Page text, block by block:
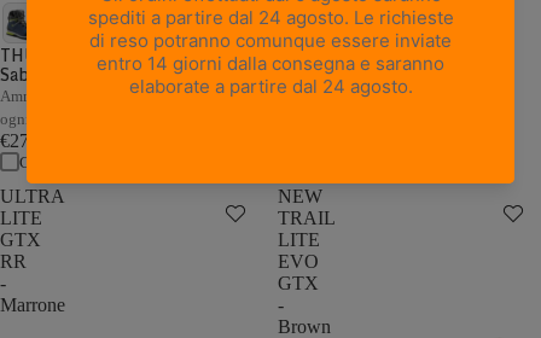
THUNDER GTX - Marrone /
Sabbia
Ammortizzazione e stabilità adattive a
ogni passo
€279,00
Confronta
18 recensioni
NEW TRAIL LITE GTX -
Marrone Nocciola
Pelle pieno fiore con trattamento
Hydrobloc®
ULTRA
LITE
GTX
RR
-
Marrone
NEW
TRAIL
LITE
EVO
GTX
-
Brown